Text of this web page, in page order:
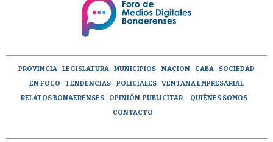
PROVINCIA LEGISLATURA MUNICIPIOS NACION CABA
SOCIEDAD
EN FOCO
TENDENCIAS POLICIALES
VENTANA EMPRESARIAL
RELATOS BONAERENSES
OPINIÓN PUBLICITAR
QUIÉNES SOMOS
CONTACTO